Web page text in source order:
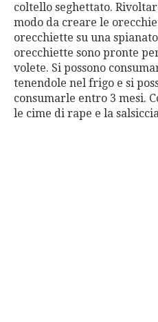
coltello seghettato.
modo da creare le
orecchiette su una
orecchiette sono pronte
volete. Si possono
tenendole nel frigo e si
consumarle entro 3 mesi.
le cime di rape e la